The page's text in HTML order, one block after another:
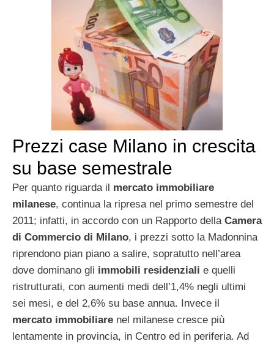
Prezzi case Milano in crescita
su base semestrale
Per quanto riguarda il mercato immobiliare
milanese, continua la ripresa nel primo semestre del
2011; infatti, in accordo con un Rapporto della Camera
di Commercio di Milano, i prezzi sotto la Madonnina
riprendono pian piano a salire, sopratutto nell’area
dove dominano gli immobili residenziali e quelli
ristrutturati, con aumenti medi dell’1,4% negli ultimi
sei mesi, e del 2,6% su base annua. Invece il
mercato immobiliare nel milanese cresce più
lentamente in provincia, in Centro ed in periferia. Ad